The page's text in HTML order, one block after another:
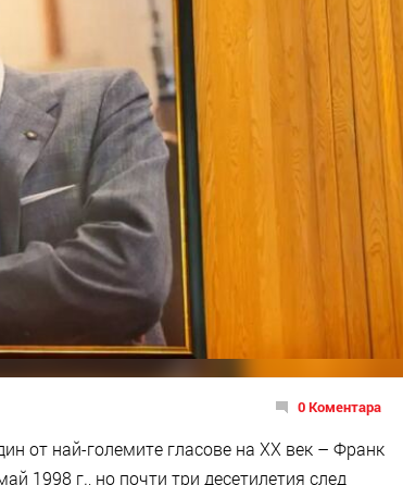
0 Коментара
от най-големите гласове на XX век – Франк
1998 г., но почти три десетилетия след